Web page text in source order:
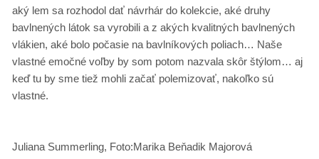
aký lem sa rozhodol dať návrhár do kolekcie, aké druhy
bavlnených látok sa vyrobili a z akých kvalitných bavlnených
vlákien, aké bolo počasie na bavlníkových poliach… Naše
vlastné emočné voľby by som potom nazvala skôr štýlom… aj
keď tu by sme tiež mohli začať polemizovať, nakoľko sú
vlastné.
Juliana Summerling, Foto:Marika Beňadik Majorová